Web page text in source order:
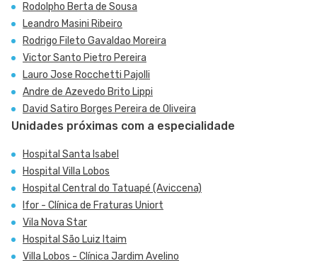
Rodolpho Berta de Sousa
Leandro Masini Ribeiro
Rodrigo Fileto Gavaldao Moreira
Victor Santo Pietro Pereira
Lauro Jose Rocchetti Pajolli
Andre de Azevedo Brito Lippi
David Satiro Borges Pereira de Oliveira
Unidades próximas com a especialidade
Hospital Santa Isabel
Hospital Villa Lobos
Hospital Central do Tatuapé (Aviccena)
Ifor - Clínica de Fraturas Uniort
Vila Nova Star
Hospital São Luiz Itaim
Villa Lobos - Clínica Jardim Avelino